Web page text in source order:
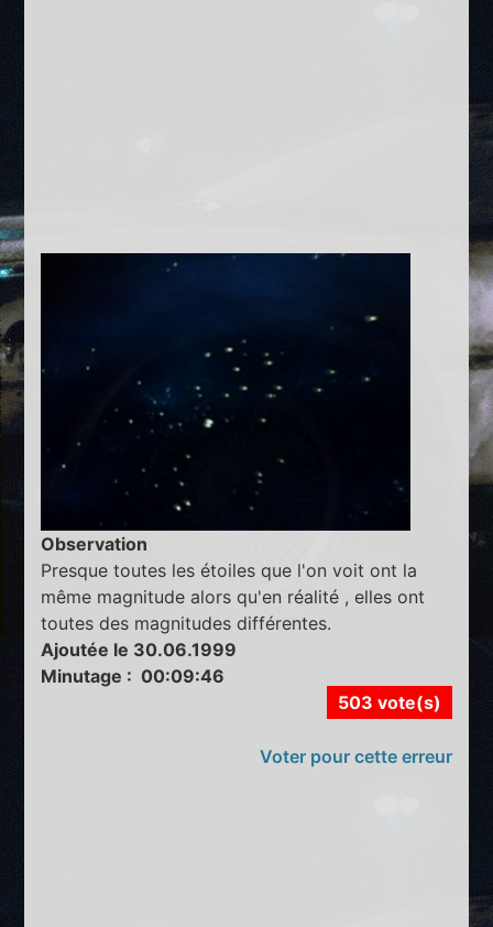
Observation
Presque toutes les étoiles que l'on voit ont la
même magnitude alors qu'en réalité , elles ont
toutes des magnitudes différentes.
Ajoutée le 30.06.1999
Minutage : 00:09:46
503 vote(s)
Voter pour cette erreur